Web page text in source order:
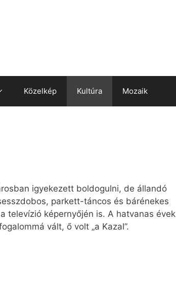
Közelkép Kultúra Mozaik
igye­ke­zett bol­do­gul­ni, de ál­lan­dó
par­kett-tán­cos és bár­éne­kes
te­le­ví­zió kép­er­nyő­jén is. A hat­va­nas évek
vált, ő volt „a Ka­zal”.